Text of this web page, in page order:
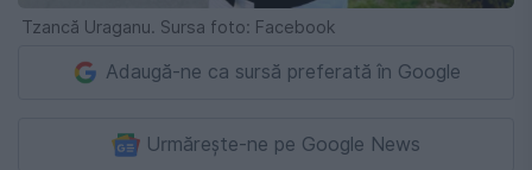
Tzancă Uraganu. Sursa foto: Facebook
Adaugă-ne ca sursă preferată în Google
Urmărește-ne pe Google News